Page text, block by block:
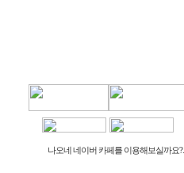
나오네 네이버 카페를 이용해보실까요?..